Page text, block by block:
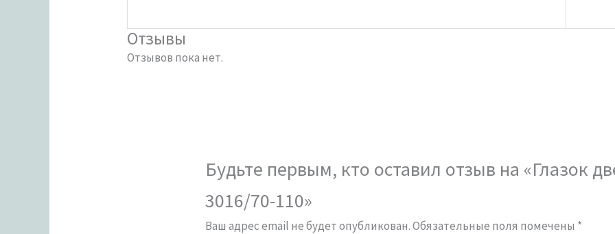
Отзывы
Отзывов пока нет.
Будьте первым, кто оставил отзыв на «Глазок
3016/70-110»
Ваш адрес email не будет опубликован.Обязательные поля помечены *